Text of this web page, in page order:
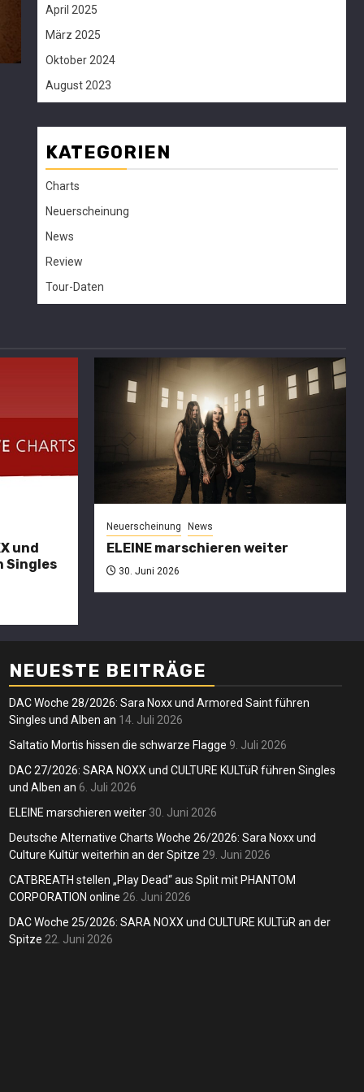
April 2025
März 2025
Oktober 2024
August 2023
KATEGORIEN
Charts
Neuerscheinung
News
Review
Tour-Daten
und
Singles
Neuerscheinung News
ELEINE marschieren weiter
30. Juni 2026
die
DAC
27/2026:
SARA NOXX
und
CULTURE
führen
Singles und
Alben an
Andreas
NEUESTE BEITRÄGE
DAC Woche 28/2026: Sara Noxx und Armored Saint führen
Singles und Alben an 14. Juli 2026
Saltatio Mortis hissen die schwarze Flagge 9. Juli 2026
DAC 27/2026: SARA NOXX und CULTURE KULTüR führen Singles
und Alben an 6. Juli 2026
ELEINE marschieren weiter 30. Juni 2026
Deutsche Alternative Charts Woche 26/2026: Sara Noxx und
Culture Kultür weiterhin an der Spitze 29. Juni 2026
CATBREATH stellen „Play Dead“ aus Split mit PHANTOM
CORPORATION online 26. Juni 2026
DAC Woche 25/2026: SARA NOXX und CULTURE KULTüR an der
Spitze 22. Juni 2026